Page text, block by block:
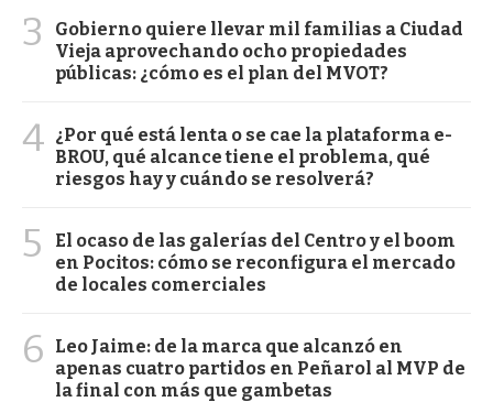
3
Gobierno quiere llevar mil familias a Ciudad
Vieja aprovechando ocho propiedades
públicas: ¿cómo es el plan del MVOT?
4 ¿Por qué está lenta o se cae la plataforma e-
BROU, qué alcance tiene el problema, qué
riesgos hay y cuándo se resolverá?
5
El ocaso de las galerías del Centro y el boom
en Pocitos: cómo se reconfigura el mercado
de locales comerciales
6
Leo Jaime: de la marca que alcanzó en
apenas cuatro partidos en Peñarol al MVP de
la final con más que gambetas